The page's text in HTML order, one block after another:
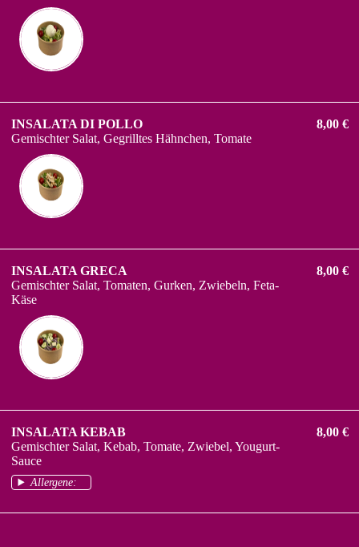
INSALATA DI POLLO
Gemischter Salat, Gegrilltes Hähnchen, Tomate
8,00 €
INSALATA GRECA
Gemischter Salat, Tomaten, Gurken, Zwiebeln, Feta-
Käse
8,00 €
INSALATA KEBAB
Gemischter Salat, Kebab, Tomate, Zwiebel, Yougurt-
Sauce
Allergene:
8,00 €